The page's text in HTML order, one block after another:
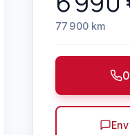
77 900km